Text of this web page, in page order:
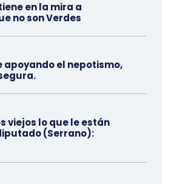
en la mira a
no son Verdes
apoyando el nepotismo,
viejos lo que le están
(Serrano):